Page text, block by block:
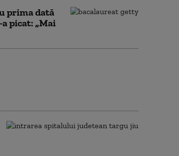
prima dată
picat: „Mai